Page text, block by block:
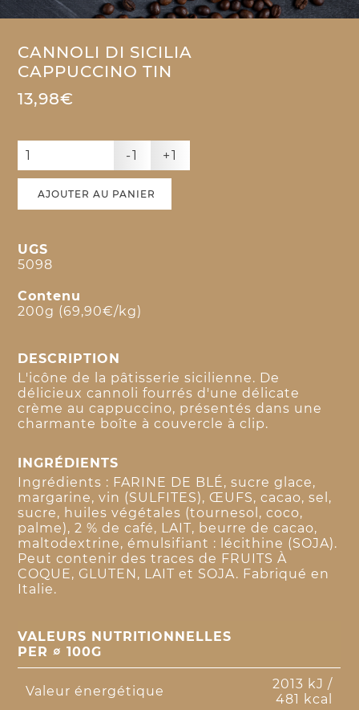
CANNOLI DI SICILIA
CAPPUCCINO TIN
13,98€
-1 +1
AJOUTER AU PANIER
UGS
5098
Contenu
200g (69,90€/kg)
DESCRIPTION
L'icône de la pâtisserie sicilienne. De
délicieux cannoli fourrés d'une délicate
crème au cappuccino, présentés dans une
charmante boîte à couvercle à clip.
INGRÉDIENTS
Ingrédients : FARINE DE BLÉ, sucre glace,
margarine, vin (SULFITES), ŒUFS, cacao, sel,
sucre, huiles végétales (tournesol, coco,
palme), 2 % de café, LAIT, beurre de cacao,
maltodextrine, émulsifiant : lécithine (SOJA).
Peut contenir des traces de FRUITS À
COQUE, GLUTEN, LAIT et SOJA. Fabriqué en
Italie.
VALEURS NUTRITIONNELLES
PER ∅ 100G
Valeur énergétique
2013 kJ /
481 kcal